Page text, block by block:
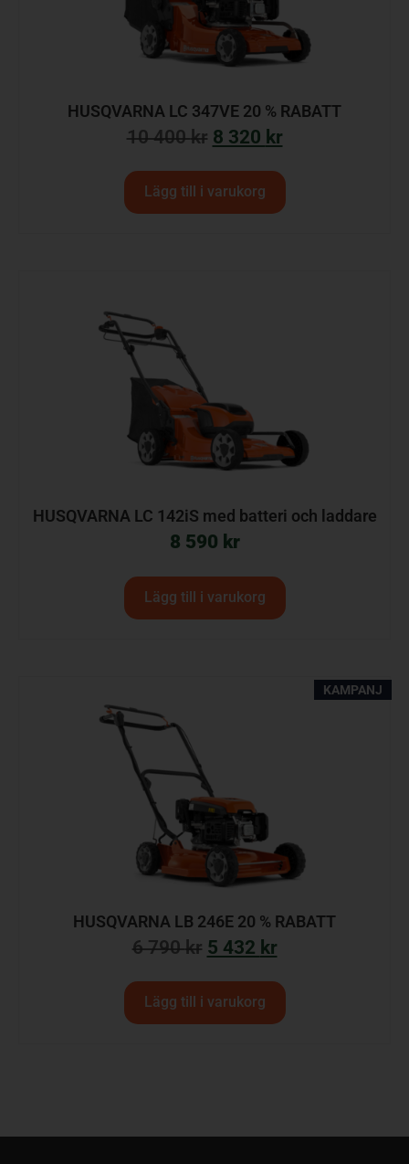
HUSQVARNA LC 347VE 20 % RABATT
10 400kr 8 320 kr
Lägg till i varukorg
HUSQVARNA LC 142iS med batteri och laddare
8 590 kr
Lägg till i varukorg
KAMPANJ
HUSQVARNA LB 246E 20 % RABATT
6 790kr 5 432 kr
Lägg till i varukorg